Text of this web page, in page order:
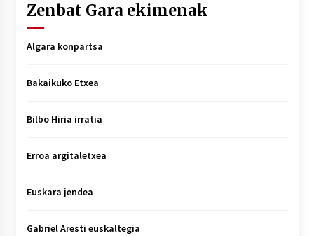
Zenbat Gara ekimenak
Algara konpartsa
Bakaikuko Etxea
Bilbo Hiria irratia
Erroa argitaletxea
Euskara jendea
Gabriel Aresti euskaltegia